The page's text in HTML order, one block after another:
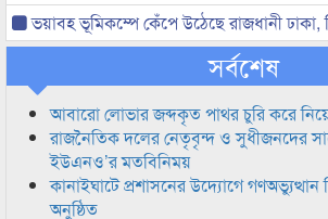
ভয়াবহ ভূমিকম্পে কেঁপে উঠেছে রাজধানী
সর্বশেষ
আবারো লোভার জব্দকৃত পাথর চুরি করে
রাজনৈতিক দলের নেতৃবৃন্দ ও সুধীজনদের
ইউএনও’র মতবিনিময়
কানাইঘাটে প্রশাসনের উদ্যোগে
অনুষ্ঠিত